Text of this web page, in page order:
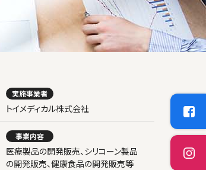
実施事業者
トイメディカル株式会社
事業内容
医療製品の開発販売、シリコーン製品
の開発販売、健康食品の開発販売等